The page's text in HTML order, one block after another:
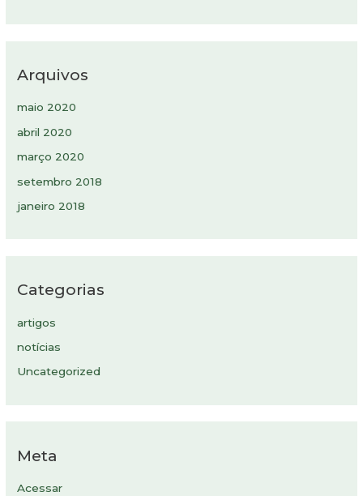
Arquivos
maio 2020
abril 2020
março 2020
setembro 2018
janeiro 2018
Categorias
artigos
notícias
Uncategorized
Meta
Acessar